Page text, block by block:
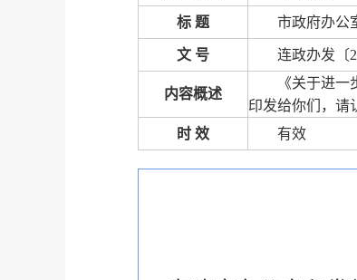
标 题 市政府办公
文 号 连政办发〔
内容概述
《关于进
印发给你们，请
时 效
有效